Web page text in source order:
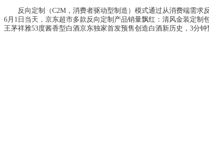
反向定制（C2M，消费者驱动型制造）模式通过从消费端需求
6月1日当天，京东超市多款反向定制产品销量飘红：清风金装定制
王茅祥雅53度酱香型白酒京东独家首发预售创造白酒新历史，3分钟